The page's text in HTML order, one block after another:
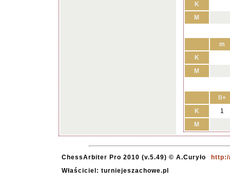
K
M
m
K
M
II+
K
1
M
ChessArbiter Pro 2010 (v.5.49) © A.Curyło
Właściciel: turniejeszachowe.pl